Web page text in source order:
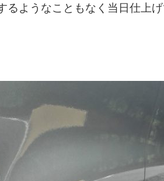
るようなこともなく当日仕上げ